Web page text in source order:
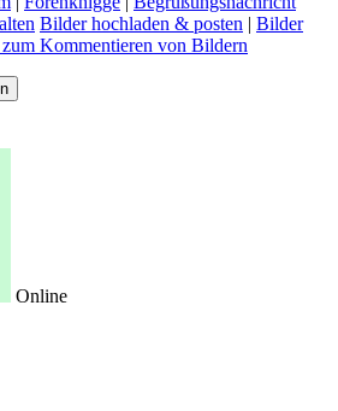
Bilder hochladen & posten | Bilder
Kommentieren von Bildern
Online